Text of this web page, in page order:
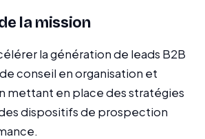
la mission
la génération de leads B2B
conseil en organisation et
mettant en place des stratégies
dispositifs de prospection